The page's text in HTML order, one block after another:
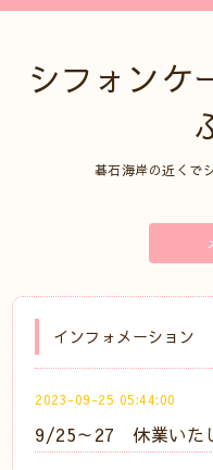
シフォン
碁石海岸の近くで
インフォメーション
2023-09-25 05:44:00
9/25～27 休業いた